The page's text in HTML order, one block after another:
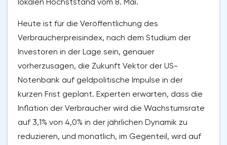
Heute ist für die Veröffentlichung des
Verbraucherpreisindex, nach dem Studium der
Investoren in der Lage sein, genauer
vorherzusagen, die Zukunft Vektor der US-
Notenbank auf geldpolitische Impulse in der
kurzen Frist geplant. Experten erwarten, dass die
Inflation der Verbraucher wird die Wachstumsrate
auf 3,1% von 4,0% in der jährlichen Dynamik zu
reduzieren, und monatlich, im Gegenteil, wird auf